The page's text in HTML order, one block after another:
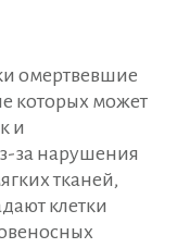
омертвевшие
которых может
и
за нарушения
тканей,
клетки